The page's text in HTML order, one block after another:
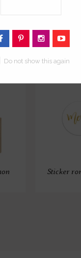
Sticker
Do not show this again